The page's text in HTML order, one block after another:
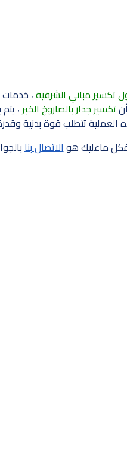
تكسير مباني الشرقية،
تكسير جدار بالصاروخ الخبر،
تتطلب قوة بدنية
فكل ماعليك هوالاتصال بنا